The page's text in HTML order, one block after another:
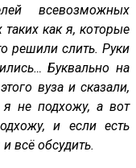
всевозможных
как я, которые
решили слить. Руки
Буквально на
вуза и сказали,
не подхожу, а вот
и если есть
всё обсудить.